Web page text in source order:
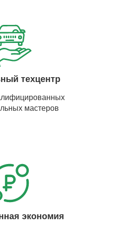
техцентр
мастеров
экономия